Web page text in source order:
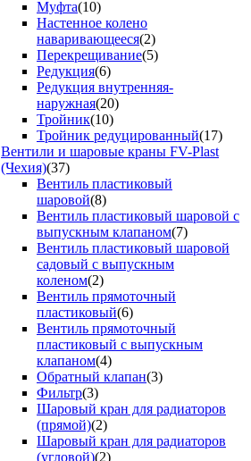
Муфта(10)
Настенное колено
наваривающееся(2)
Перекрещивание(5)
Редукция(6)
Редукция внутренняя-
наружная(20)
Тройник(10)
Тройник редуцированный(17)
Вентили и шаровые краны FV-Plast
(Чехия)(37)
Вентиль пластиковый
шаровой(8)
Вентиль пластиковый шаровой с
выпускным клапаном(7)
Вентиль пластиковый шаровой
садовый с выпускным
коленом(2)
Вентиль прямоточный
пластиковый(6)
Вентиль прямоточный
пластиковый с выпускным
клапаном(4)
Обратный клапан(3)
Фильтр(3)
Шаровый кран для радиаторов
(прямой)(2)
Шаровый кран для радиаторов
(угловой)(2)